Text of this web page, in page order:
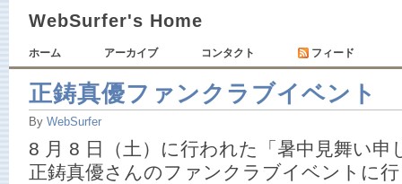
WebSurfer's Home
ホーム アーカイブ コンタクト フィード
正鋳真優ファンクラブイベント
By WebSurfer
8 月 8 日（土）に行われた「暑中見舞い申
正鋳真優さんのファンクラブイベントに